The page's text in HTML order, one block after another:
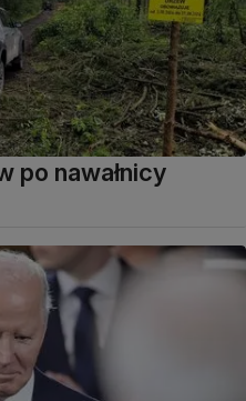
po nawałnicy